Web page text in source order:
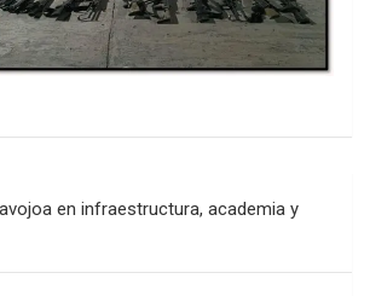
en infraestructura, academia y